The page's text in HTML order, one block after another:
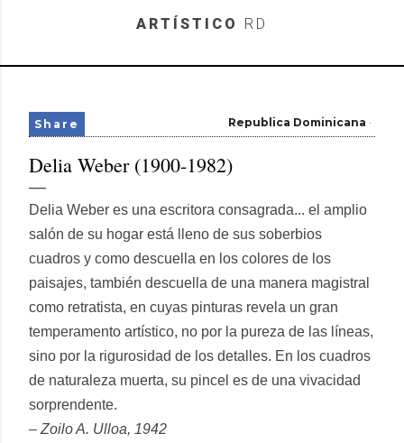
Skip to main content
ARTÍSTICO RD
Republica Dominicana
Share
Delia Weber (1900-1982)
Delia Weber es una escritora consagrada... el amplio
salón de su hogar está lleno de sus soberbios
cuadros y como descuella en los colores de los
paisajes, también descuella de una manera magistral
como retratista, en cuyas pinturas revela un gran
temperamento artístico, no por la pureza de las líneas,
sino por la rigurosidad de los detalles. En los cuadros
de naturaleza muerta, su pincel es de una vivacidad
sorprendente.
– Zoilo A. Ulloa, 1942